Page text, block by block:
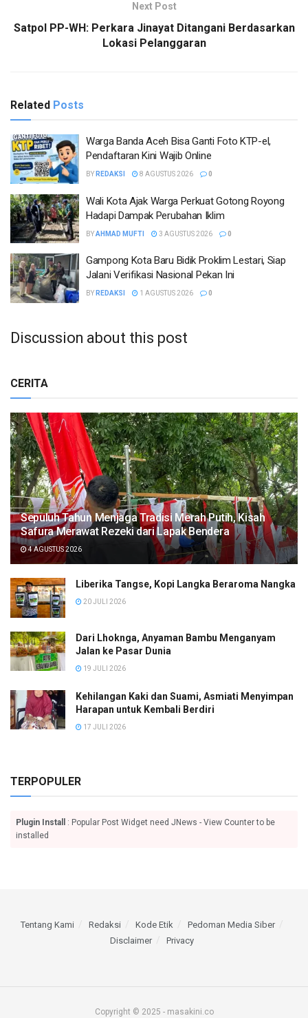
Next Post
Satpol PP-WH: Perkara Jinayat Ditangani Berdasarkan
Lokasi Pelanggaran
Related Posts
Warga Banda Aceh Bisa Ganti Foto KTP-el,
Pendaftaran Kini Wajib Online
BY REDAKSI 8 AGUSTUS 2026 0
Wali Kota Ajak Warga Perkuat Gotong Royong
Hadapi Dampak Perubahan Iklim
BYAHMAD MUFTI 3 AGUSTUS 2026 0
Gampong Kota Baru Bidik Proklim Lestari, Siap
Jalani Verifikasi Nasional Pekan Ini
BY REDAKSI 1 AGUSTUS 2026 0
Discussion about this post
CERITA
Sepuluh Tahun Menjaga Tradisi Merah Putih, Kisah
Safura Merawat Rezeki dari Lapak Bendera
4 AGUSTUS 2026
Liberika Tangse, Kopi Langka Beraroma Nangka
20 JULI 2026
Dari Lhoknga, Anyaman Bambu Menganyam
Jalan ke Pasar Dunia
19 JULI 2026
Kehilangan Kaki dan Suami, Asmiati Menyimpan
Harapan untuk Kembali Berdiri
17 JULI 2026
TERPOPULER
Plugin Install
: Popular Post Widget need JNews - View Counter to be
installed
Tentang Kami Redaksi Kode Etik
Pedoman Media Siber
Disclaimer
Privacy
Copyright © 2025 - masakini.co